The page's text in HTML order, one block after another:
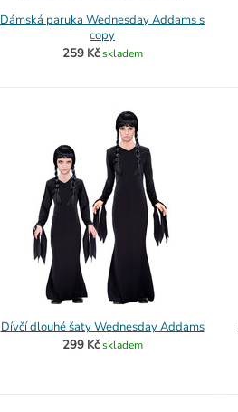
Dámská paruka Wednesday Addams s
copy
259 Kč skladem
Dívčí dlouhé šaty Wednesday Addams
299 Kč skladem